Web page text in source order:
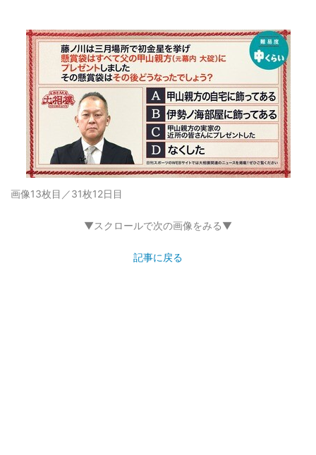
画像13枚目／31枚12日目
▼スクロールで次の画像をみる▼
記事に戻る